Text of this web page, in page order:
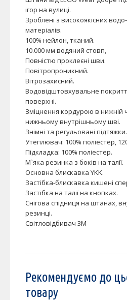
ігор на вулиці.
Зроблені з високоякісних
матеріалів.
100% нейлон, тканий.
10.000 мм водяний стовп,
Повністю проклеєні шви.
Повітропроникний.
Вітрозахисний.
Водовідштовхувальне
поверхні.
Зміцнення кордурою в нижній
нижньому внутрішньому шві.
Знімні та регульовані підтяжки.
Утеплювач: 100% поліестер,
Підкладка: 100% поліестер.
М`яка резинка з боків на талії.
Основна блискавка YKK.
Застібка-блискавка кишені
Застібка на талії на кнопках.
Снігова спідниця на штанах,
резинці.
Світловідбивач 3М
Рекомендуємо до
товару